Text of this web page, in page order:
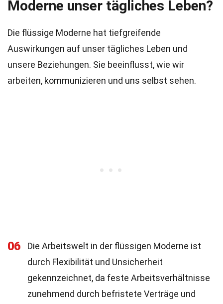
Moderne unser tägliches Leben?
Die flüssige Moderne hat tiefgreifende
Auswirkungen auf unser tägliches Leben und
unsere Beziehungen. Sie beeinflusst, wie wir
arbeiten, kommunizieren und uns selbst sehen.
06
Die Arbeitswelt in der flüssigen Moderne ist
durch Flexibilität und Unsicherheit
gekennzeichnet, da feste Arbeitsverhältnisse
zunehmend durch befristete Verträge und